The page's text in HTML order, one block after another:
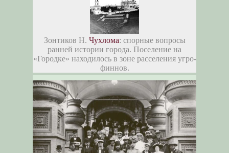
Зонтиков Н. Чухлома: спорные вопросы
ранней истории города. Поселение на
«Городке» находилось в зоне расселения угро-
финнов.